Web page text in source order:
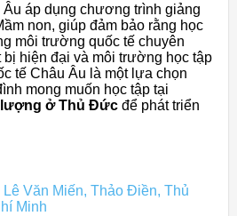
áp dụng chương trình giảng
non, giúp đảm bảo rằng học
môi trường quốc tế chuyên
hiện đại và môi trường học tập
tế Châu Âu là một lựa chọn
mong muốn học tập tại
ở Thủ Đức để phát triển
Văn Miến, Thảo Điền, Thủ
Minh